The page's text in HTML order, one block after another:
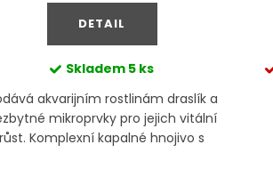
DETAIL
Skladem 5 ks
akvarijním rostlinám draslík a
mikroprvky pro jejich vitální
růst. Komplexní kapalné hnojivo s